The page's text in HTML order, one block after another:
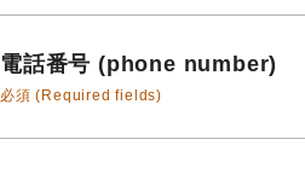
電話番号 (phone number)
必須 (Required fields)